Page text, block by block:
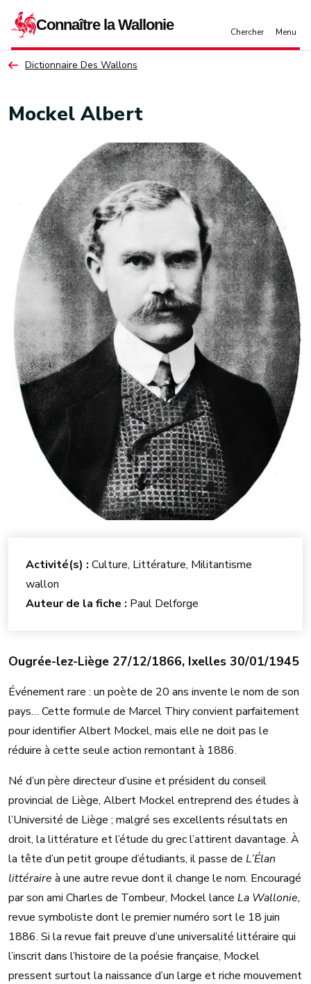
Dictionnaire Des Wallons
Mockel Albert
Ougrée-lez-Liège 27/12/1866, Ixelles 30/01/1945
Événement rare : un poète de 20 ans invente le nom de son
pays… Cette formule de Marcel Thiry convient parfaitement
pour identifier Albert Mockel, mais elle ne doit pas le
réduire à cette seule action remontant à 1886.
Né d’un père directeur d’usine et président du conseil
provincial de Liège, Albert Mockel entreprend des études à
l’Université de Liège ; malgré ses excellents résultats en
droit, la littérature et l’étude du grec l’attirent davantage. À
la tête d’un petit groupe d’étudiants, il passe de L’Élan
littéraire à une autre revue dont il change le nom. Encouragé
par son ami Charles de Tombeur, Mockel lance La Wallonie,
revue symboliste dont le premier numéro sort le 18 juin
1886. Si la revue fait preuve d’une universalité littéraire qui
l’inscrit dans l’histoire de la poésie française, Mockel
pressent surtout la naissance d’un large et riche mouvement
Activité(s) : Culture, Littérature, Militantisme
wallon
Auteur de la fiche : Paul Delforge